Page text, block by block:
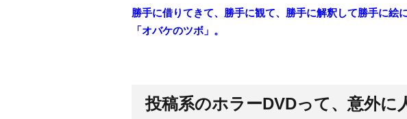
勝手に借りてきて、勝手に観て、勝手に解釈して勝手に絵
「オバケのツボ」。
投稿系のホラーDVDって、意外に